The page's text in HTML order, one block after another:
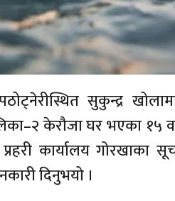
सुकुन्द्र
केरौजा घर भएका १५
कार्यालय गोरखाका
दिनुभयो ।